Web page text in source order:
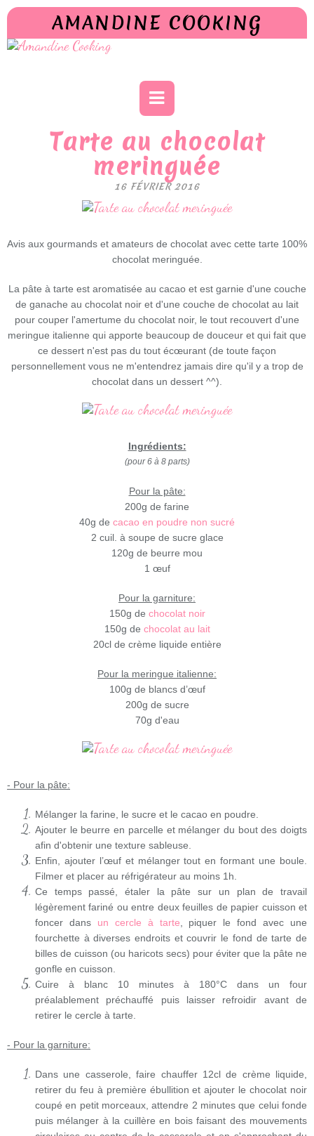
AMANDINE COOKING
Tarte au chocolat
meringuée
16 FÉVRIER 2016
Avis aux gourmands et amateurs de chocolat avec cette tarte 100%
chocolat meringuée.
La pâte à tarte est aromatisée au cacao et est garnie d'une couche
de ganache au chocolat noir et d'une couche de chocolat au lait
pour couper l'amertume du chocolat noir, le tout recouvert d'une
meringue italienne qui apporte beaucoup de douceur et qui fait que
ce dessert n'est pas du tout écœurant (de toute façon
personnellement vous ne m'entendrez jamais dire qu'il y a trop de
chocolat dans un dessert ^^).
Ingrédients:
(pour 6 à 8 parts)
Pour la pâte:
200g de farine
40g de cacao en poudre non sucré
2 cuil. à soupe de sucre glace
120g de beurre mou
1 œuf
Pour la garniture:
150g de chocolat noir
150g de chocolat au lait
20cl de crème liquide entière
Pour la meringue italienne:
100g de blancs d’œuf
200g de sucre
70g d'eau
- Pour la pâte:
Mélanger la farine, le sucre et le cacao en poudre.
Ajouter le beurre en parcelle et mélanger du bout des doigts
afin d'obtenir une texture sableuse.
Enfin, ajouter l’œuf et mélanger tout en formant une boule.
Filmer et placer au réfrigérateur au moins 1h.
Ce temps passé, étaler la pâte sur un plan de travail
légèrement fariné ou entre deux feuilles de papier cuisson et
foncer dans un cercle à tarte , piquer le fond avec une
fourchette à diverses endroits et couvrir le fond de tarte de
billes de cuisson (ou haricots secs) pour éviter que la pâte ne
gonfle en cuisson.
Cuire à blanc 10 minutes à 180°C dans un four
préalablement préchauffé puis laisser refroidir avant de
retirer le cercle à tarte.
- Pour la garniture:
Dans une casserole, faire chauffer 12cl de crème liquide,
retirer du feu à première ébullition et ajouter le chocolat noir
coupé en petit morceaux, attendre 2 minutes que celui fonde
puis mélanger à la cuillère en bois faisant des mouvements